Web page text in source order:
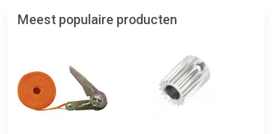
Meest populaire producten